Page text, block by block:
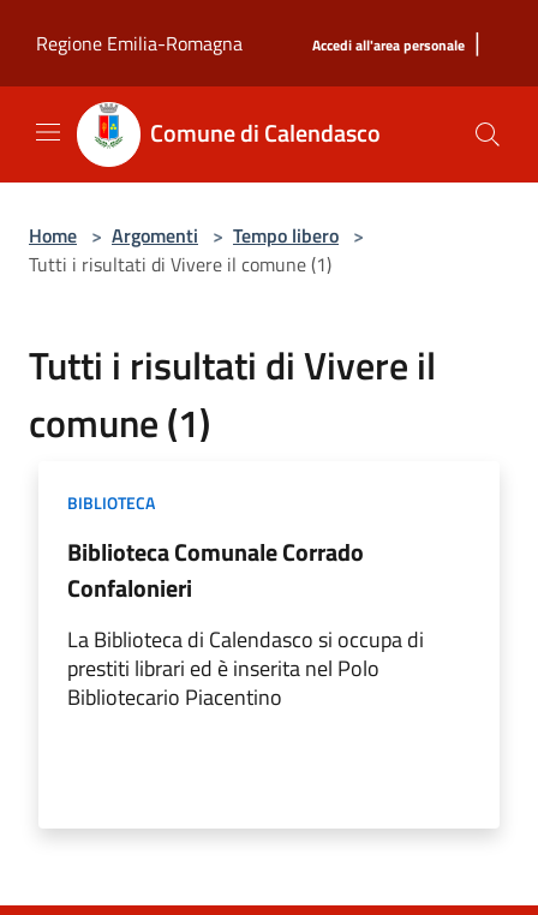
Regione Emilia-Romagna
Accedi all'area personale |
Comune di Calendasco
Home > Argomenti > Tempo libero >
Tutti i risultati di Vivere il comune (1)
Tutti i risultati di Vivere il
comune (1)
BIBLIOTECA
Biblioteca Comunale Corrado
Confalonieri
La Biblioteca di Calendasco si occupa di
prestiti librari ed è inserita nel Polo
Bibliotecario Piacentino